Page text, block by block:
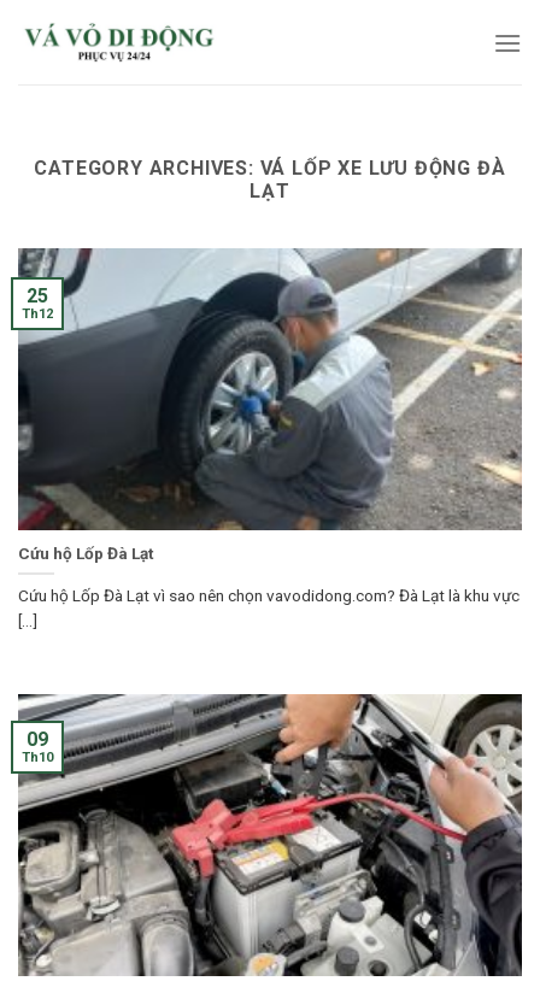
CATEGORY ARCHIVES: VÁ LỐP XE LƯU ĐỘNG ĐÀ
LẠT
Cứu hộ Lốp Đà Lạt
Cứu hộ Lốp Đà Lạt vì sao nên chọn vavodidong.com? Đà Lạt là khu vực
[...]
25
Th12
09
Th10